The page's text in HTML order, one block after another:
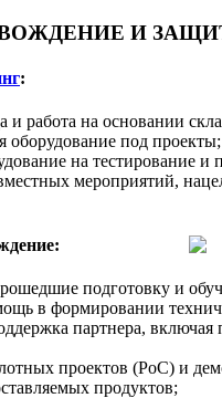
И
:
и работа на основании
оборудование под проекты;
на тестирование и
мероприятий,
подготовку и
в формировании
партнера, включая
проектов (PoC) и
продуктов;